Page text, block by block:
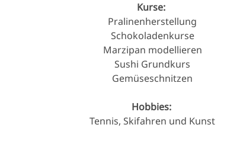
Kurse:
Pralinenherstellung
Schokoladenkurse
Marzipan modellieren
Sushi Grundkurs
Gemüseschnitzen
Hobbies:
Tennis, Skifahren und Kunst